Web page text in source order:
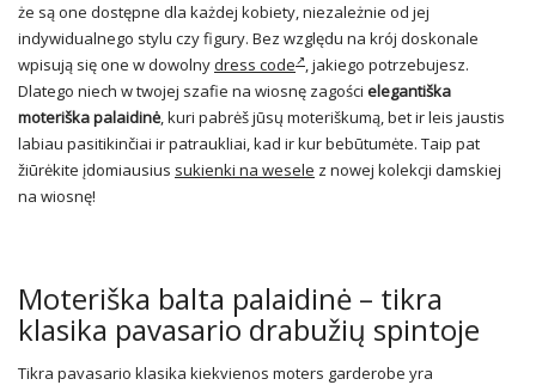
że są one dostępne dla każdej kobiety, niezależnie od jej
indywidualnego stylu czy figury. Bez względu na krój doskonale
wpisują się one w dowolnydress code , jakiego potrzebujesz.
Dlatego niech w twojej szafie na wiosnę zagości elegantiška
moteriška palaidinė, kuri pabrėš jūsų moteriškumą, bet ir leis jaustis
labiau pasitikinčiai ir patraukliai, kad ir kur bebūtumėte. Taip pat
žiūrėkite įdomiausius sukienki na wesele z nowej kolekcji damskiej
na wiosnę!
Moteriška balta palaidinė – tikra
klasika pavasario drabužių spintoje
Tikra pavasario klasika kiekvienos moters garderobe yra